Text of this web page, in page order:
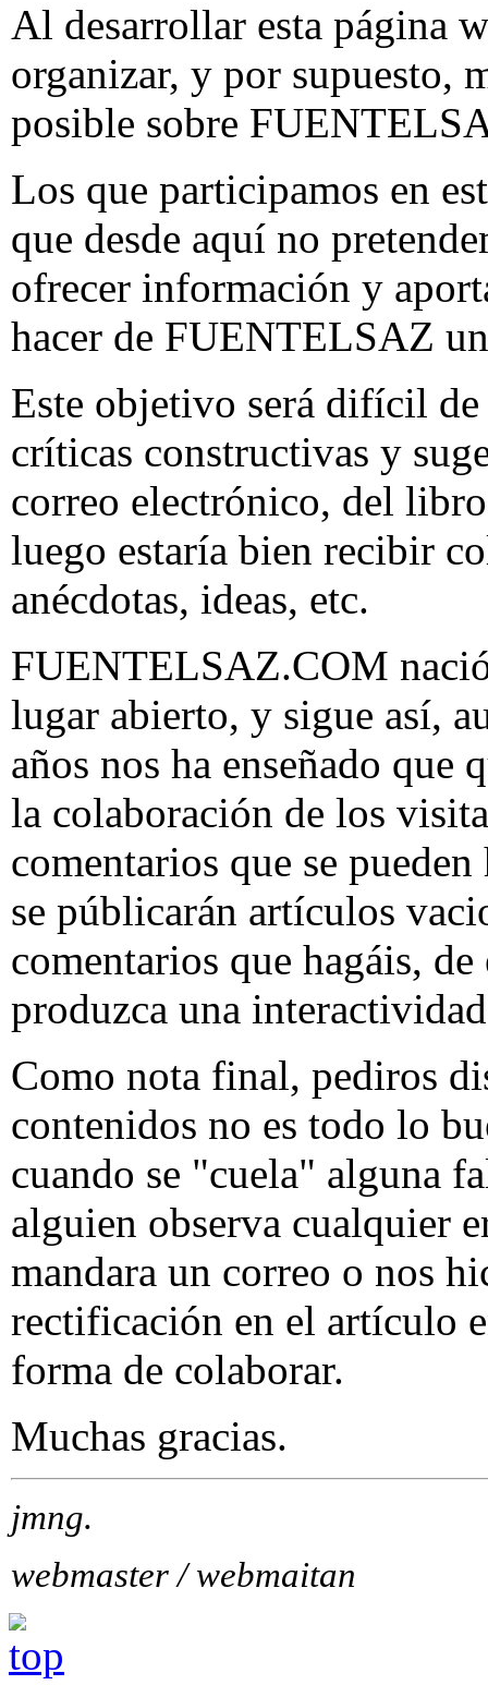
Al desarrollar esta página
organizar, y por supuesto,
posible sobre
Los que participamos en
que desde aquí­ no
ofrecer información y
hacer de FUENTELSAZ
Este objetivo será difícil
críticas constructivas y
correo electrónico, del
luego estaría bien recibir
anécdotas, ideas, etc.
FUENTELSAZ.COM
lugar abierto, y sigue así,
años nos ha enseñado que
la colaboración de los
comentarios que se
se públicarán artículos
comentarios que hagáis, de
produzca una
Como nota final, pediros
contenidos no es todo lo
cuando se "cuela" alguna
alguien observa cualquier
mandara un correo o nos
rectificación en el artículo
forma de colaborar.
Muchas gracias.
jmng.
webmaster / webmaitan